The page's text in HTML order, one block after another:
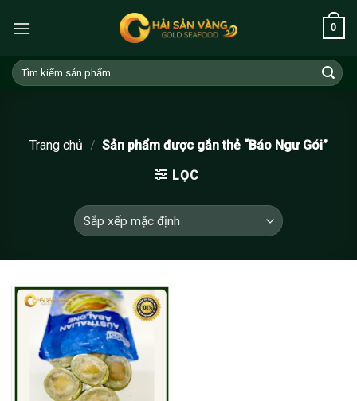
0
Tìm
kiếm:
Trang chủ / Sản phẩm được gắn thẻ “Báo Ngư Gói”
LỌC